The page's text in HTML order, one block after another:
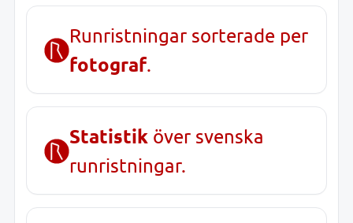
Runristningar sorterade per
fotograf.
Statistik över svenska
runristningar.